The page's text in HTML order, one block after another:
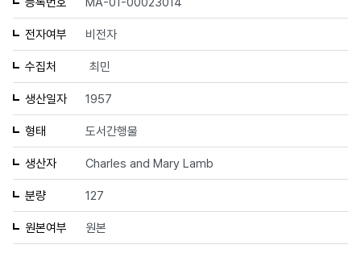
전자여부 비전자
수집처 최민
생산일자 1957
형태 도서간행물
생산자 Charles and Mary Lamb
분량 127
원본여부 원본